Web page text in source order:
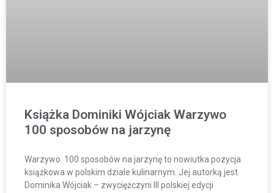
Książka Dominiki Wójciak Warzywo
100 sposobów na jarzynę
Warzywo. 100 sposobów na jarzynę to nowiutka pozycja
książkowa w polskim dziale kulinarnym. Jej autorką jest
Dominika Wójciak – zwyciężczyni III polskiej edycji